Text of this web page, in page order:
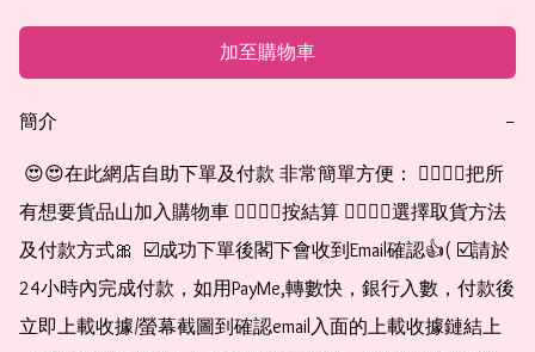
加至購物車
簡介 −
有想要貨品山加入購物車 👉🏻👉🏻按結算 👉🏻👉🏻選擇取貨方法
及付款方式🎀  ☑️成功下單後閣下會收到Email確認👍( ☑️請於
24小時內完成付款，如用PayMe,轉數快，銀行入數，付款後
立即上載收據/螢幕截圖到確認email入面的上載收據鏈結上